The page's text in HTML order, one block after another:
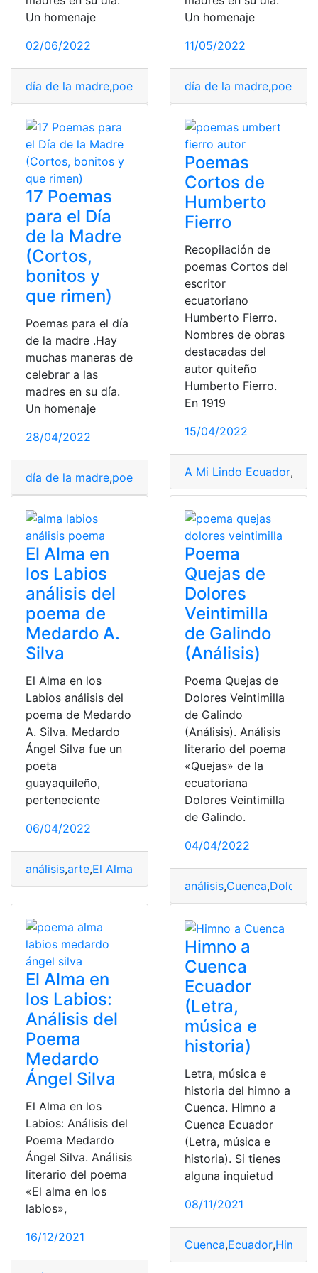
Un homenaje
02/06/2022
día de la madre,poema para niños,poemas cortos
Un homenaje
11/05/2022
día de la madre,poema
17 Poemas
para el Día
de la Madre
(Cortos,
bonitos y
que rimen)
Poemas para el día
de la madre .Hay
muchas maneras de
celebrar a las
madres en su día.
Un homenaje
28/04/2022
día de la madre,poema para niños poemas cortos
Poemas
Cortos de
Humberto
Fierro
Recopilación de
poemas Cortos del
escritor
ecuatoriano
Humberto Fierro.
Nombres de obras
destacadas del
autor quiteño
Humberto Fierro.
En 1919
15/04/2022
A Mi Lindo Ecuador,
El Alma en
los Labios
análisis del
poema de
Medardo A.
Silva
El Alma en los
Labios análisis del
poema de Medardo
A. Silva. Medardo
Ángel Silva fue un
poeta
guayaquileño,
perteneciente
06/04/2022
análisis,arte,El Alma en los Labios,poema,poeta
Poema
Quejas de
Dolores
Veintimilla
de Galindo
(Análisis)
Poema Quejas de
Dolores Veintimilla
de Galindo
(Análisis). Análisis
literario del poema
«Quejas» de la
ecuatoriana
Dolores Veintimilla
de Galindo.
04/04/2022
análisis,Cuenca,Dolores
El Alma en
los Labios:
Análisis del
Poema
Medardo
Ángel Silva
El Alma en los
Labios: Análisis del
Poema Medardo
Ángel Silva. Análisis
literario del poema
«El alma en los
labios»,
16/12/2021
Himno a
Cuenca
Ecuador
(Letra,
música e
historia)
Letra, música e
historia del himno a
Cuenca. Himno a
Cuenca Ecuador
(Letra, música e
historia). Si tienes
alguna inquietud
08/11/2021
Cuenca,Ecuador,Himno